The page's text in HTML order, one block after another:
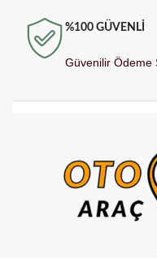
%100 GÜVENLİ
Güvenilir Ödeme